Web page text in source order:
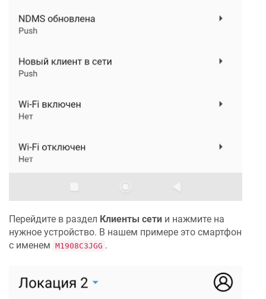
Перейдите в раздел Клиенты сети и нажмите на
нужное устройство. В нашем примере это смартфон
с именем M1908C3JGG .